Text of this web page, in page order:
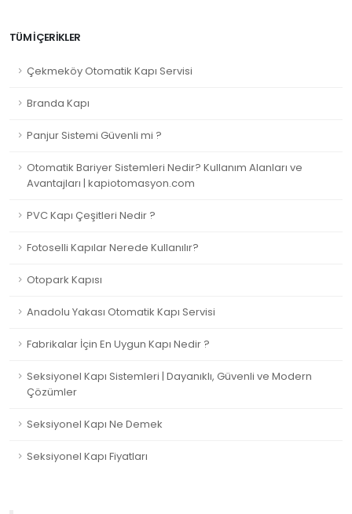
TÜM İÇERIKLER
Çekmeköy Otomatik Kapı Servisi
Branda Kapı
Panjur Sistemi Güvenli mi ?
Otomatik Bariyer Sistemleri Nedir? Kullanım Alanları ve
Avantajları | kapiotomasyon.com
PVC Kapı Çeşitleri Nedir ?
Fotoselli Kapılar Nerede Kullanılır?
Otopark Kapısı
Anadolu Yakası Otomatik Kapı Servisi
Fabrikalar İçin En Uygun Kapı Nedir ?
Seksiyonel Kapı Sistemleri | Dayanıklı, Güvenli ve Modern
Çözümler
Seksiyonel Kapı Ne Demek
Seksiyonel Kapı Fiyatları